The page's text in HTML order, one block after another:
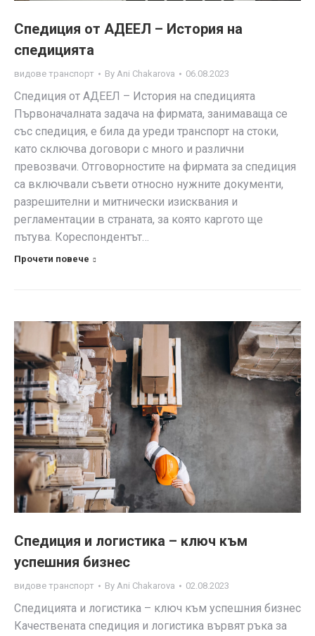
Спедиция от АДЕЕЛ – История на
спедицията
видове транспорт By Ani Chakarova 06.08.2023
Спедиция от АДЕЕЛ – История на спедицията
Първоначалната задача на фирмата, занимаваща се
със спедиция, е била да уреди транспорт на стоки,
като сключва договори с много и различни
превозвачи. Отговорностите на фирмата за спедиция
са включвали съвети относно нужните документи,
разрешителни и митнически изисквания и
регламентации в страната, за която каргото ще
пътува. Кореспондентът…
Прочети повече
Спедиция и логистика – ключ към
успешния бизнес
видове транспорт By Ani Chakarova 02.08.2023
Спедицията и логистика – ключ към успешния бизнес
Качествената спедиция и логистика вървят ръка за